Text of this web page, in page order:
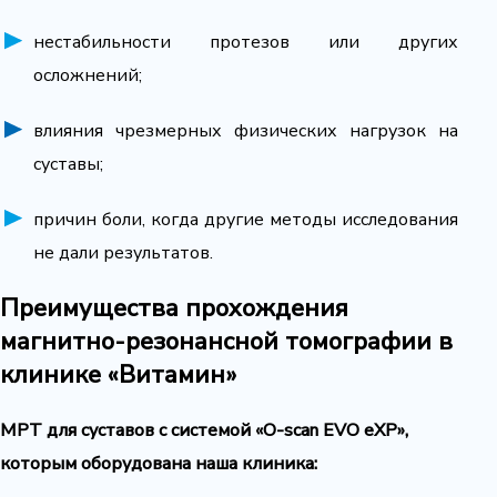
нестабильности протезов или других
осложнений;
влияния чрезмерных физических нагрузок на
суставы;
причин боли, когда другие методы исследования
не дали результатов.
Преимущества прохождения
магнитно-резонансной томографии в
клинике «Витамин»
МРТ для суставов с системой «O-scan EVO eXP»,
которым оборудована наша клиника: